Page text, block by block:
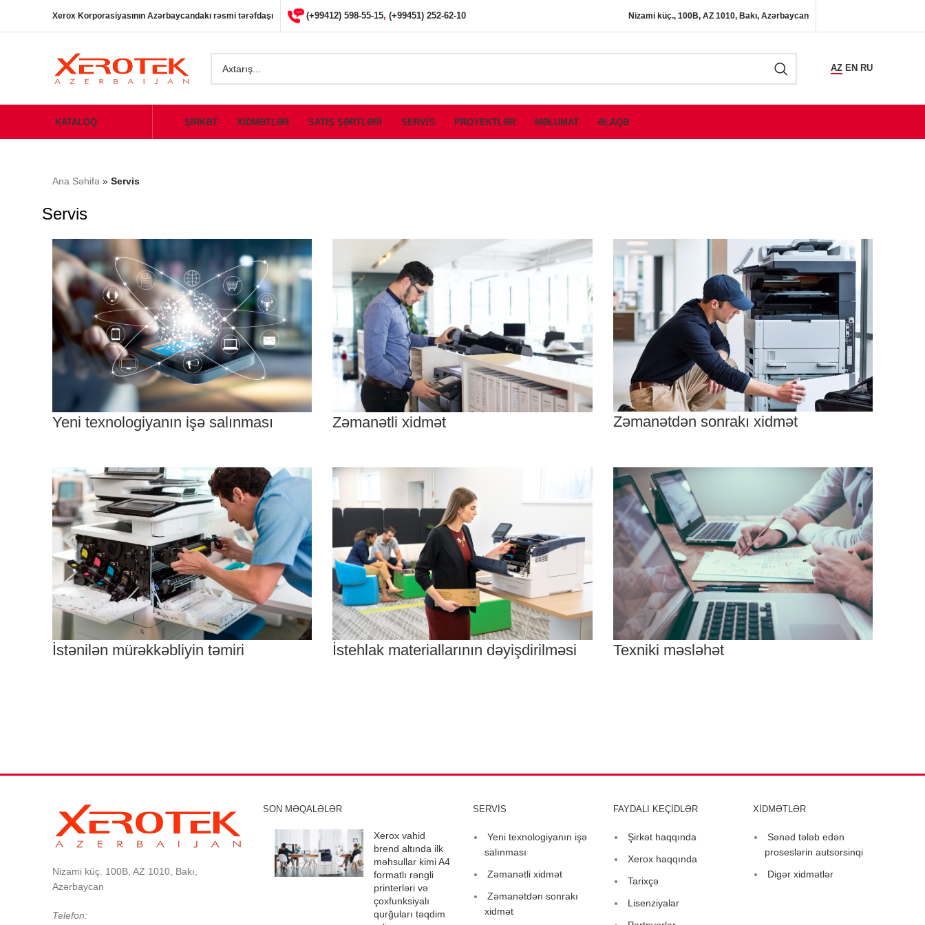
Xerox Korporasiyasının Azərbaycandakı rəsmi tərəfdaşı (+99412) 598-55-15, (+99451) 252-62-10 Nizami küç., 100B, AZ 1010, Bakı, Azərbaycan
AZ EN RU
KATALOQ ŞİRKƏT XİDMƏTLƏR SATIŞ ŞƏRTLƏRİ SERVİS PROYEKTLƏR MƏLUMAT ƏLAQƏ
Ana Səhifə » Servis
Servis
Yeni texnologiyanın işə salınması Zəmanətli xidmət Zəmanətdən sonrakı xidmət
İstənilən mürəkkəbliyin təmiri İstehlak materiallarının dəyişdirilməsi Texniki məsləhət
Nizami küç. 100B, AZ 1010, Bakı,
Azərbaycan
Telefon:
SON MƏQALƏLƏR
Xerox vahid
brend altında ilk
məhsullar kimi A4
formatlı rəngli
printerləri və
çoxfunksiyalı
qurğuları təqdim
SERVİS
Yeni texnologiyanın işə
salınması
Zəmanətli xidmət
Zəmanətdən sonrakı
xidmət
FAYDALI KEÇİDLƏR
Şirkət haqqında
Xerox haqqında
Tarixçə
Lisenziyalar
XİDMƏTLƏR
Sənəd tələb edən
proseslərin autsorsinqi
Digər xidmətlər